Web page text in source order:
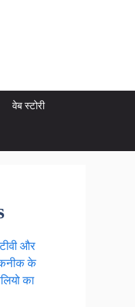
वेब स्टोरी
और
के
का